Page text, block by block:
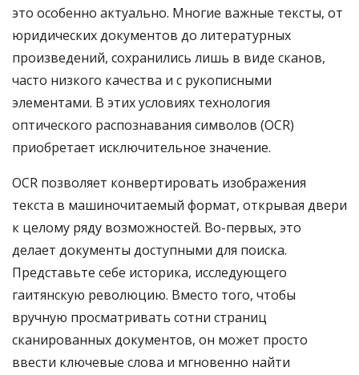
это особенно актуально. Многие важные тексты, от
юридических документов до литературных
произведений, сохранились лишь в виде сканов,
часто низкого качества и с рукописными
элементами. В этих условиях технология
оптического распознавания символов (OCR)
приобретает исключительное значение.
OCR позволяет конвертировать изображения
текста в машиночитаемый формат, открывая двери
к целому ряду возможностей. Во-первых, это
делает документы доступными для поиска.
Представьте себе историка, исследующего
гаитянскую революцию. Вместо того, чтобы
вручную просматривать сотни страниц
сканированных документов, он может просто
ввести ключевые слова и мгновенно найти